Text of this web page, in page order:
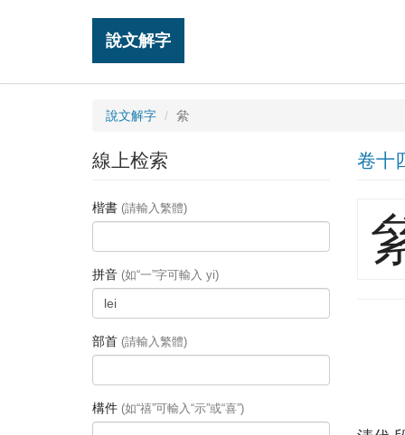
說文解字
說文解字 絫
卷十
線上检索
楷書 (請輸入繁體)
拼音 (如“一”字可輸入 yi)
部首 (請輸入繁體)
構件 (如“禧”可輸入“示”或“喜”)